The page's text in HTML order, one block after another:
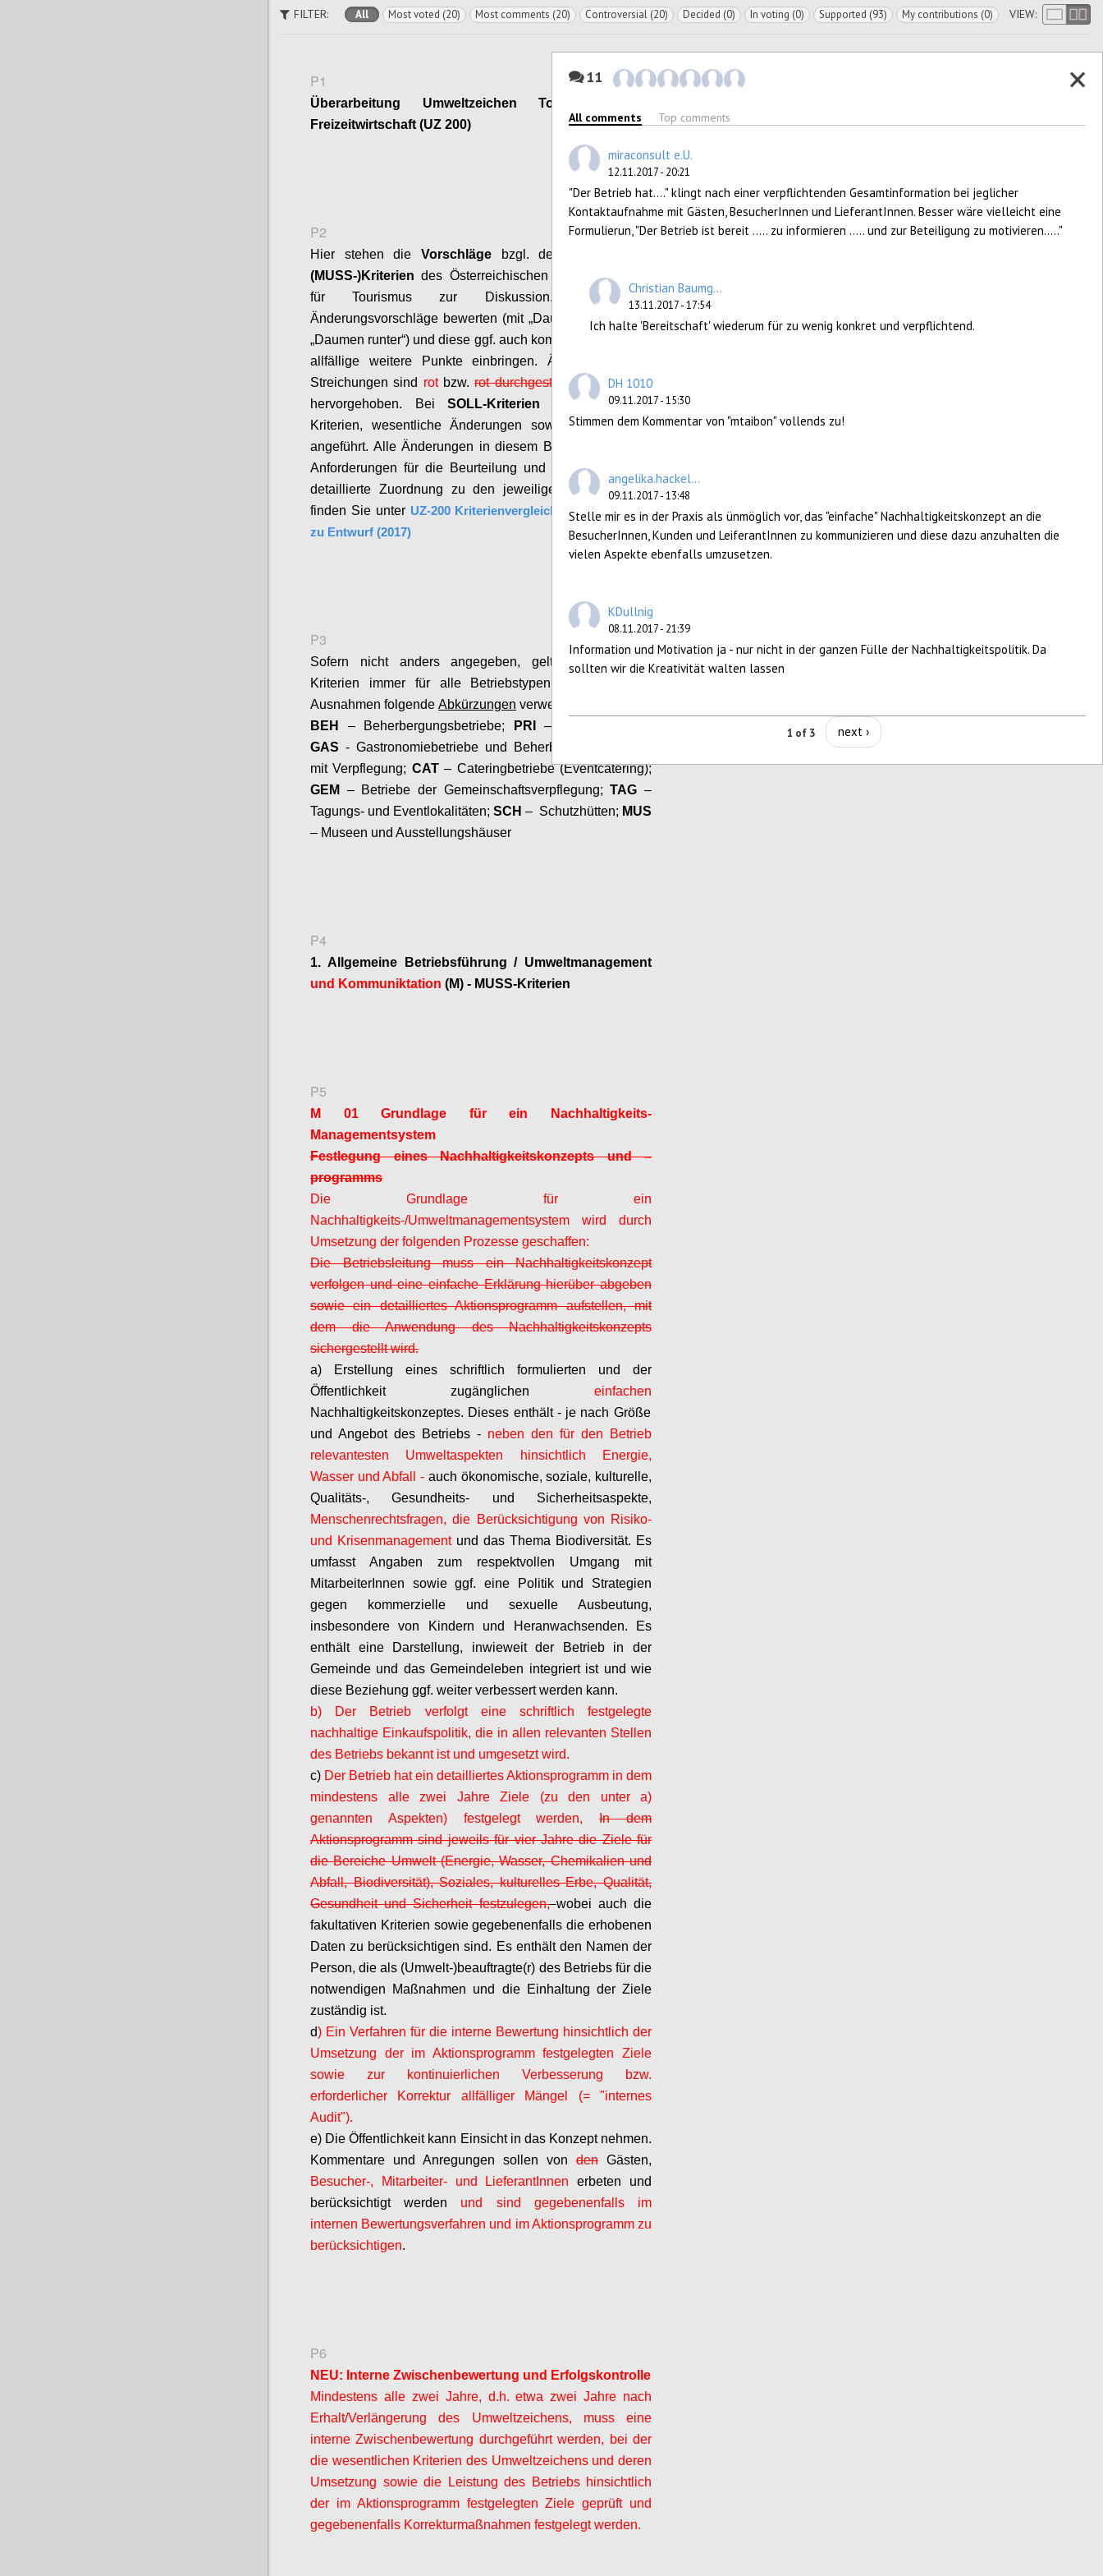
FILTER: All Most voted (20) Most comments (20) Controversial (20) Decided (0) In voting (0) Supported (93) My contributions (0) VIEW:
P1
Configure
Überarbeitung Umweltzeichen Tourismus und
Freizeitwirtschaft (UZ 200)
P2
Hier stehen die Vorschläge bzgl. der überarbeiteten
(MUSS-)Kriteriendes Österreichischen Umweltzeichens
für Tourismus zur Diskussion.
Bitte die
Änderungsvorschläge bewerten (mit „Daumen hoch“ bzw.
„Daumen runter“) und diese ggf. auch kommentieren sowie
allfällige weitere Punkte einbringen. Änderungen und
Streichungen sind rot bzw.rot durchgestrichen zusätzlich
hervorgehoben. BeiSOLL-Kriterien sind nur neue
Kriterien, wesentliche Änderungen sowie Streichungen
angeführt. A lle Änderungen in diesem Bereich sowie die
Anforderungen für die Beurteilung und Prüfung und die
detaillierte Zuordnung zu den jeweiligen Betriebstypen
finden Sie unter UZ-200 Kriterienvergleich Vers. 6.1 (2014)
zu Entwurf (2017)
P3
Sofern nicht anders angegeben, gelten die MUSS-
Kriterien immer für alle Betriebstypen, wobei für die
Ausnahmen folgende Abkürzungen verwendet werden
BEH – Beherbergungsbetriebe; PRI– Privatvermieter;
GAS - Gastronomiebetriebe und Beherbergungsbetriebe
mit Verpflegung; CAT– Cateringbetriebe (Eventcatering);
GEM – Betriebe der Gemeinschaftsverpflegung;TAG–
Tagungs- und Eventlokalitäten; SCH – Schutzhütten; MUS
– Museen und Ausstellungshäuser
P4
1. Allgemeine Betriebsführung / Umweltmanagement
und Kommuniktation (M) - MUSS-Kriterien
P5
M 01 Grundlage für ein Nachhaltigkeits-
Managementsystem
Festlegung eines Nachhaltigkeitskonzepts und–
programms
Die Grundlage für ein
Nachhaltigkeits-/Umweltmanagementsystem wird durch
Umsetzung der folgenden Prozesse geschaffen:
Die Betriebsleitung muss ein Nachhaltigkeitskonzept
verfolgen und eine einfache Erklärung hierüber abgeben
sowie ein detailliertes Aktionsprogramm aufstellen, mit
dem die Anwendung des Nachhaltigkeitskonzepts
sichergestellt wird.
a) Erstellung eines schriftlich formulierten und der
Öffentlichkeit zugänglichen einfachen
Nachhaltigkeitskonzeptes. Dieses enthält - je nach Größe
und Angebot des Betriebs - neben den für den Betrieb
relevantesten Umweltaspekten hinsichtlich Energie,
Wasser und Abfall - auch ökonomische, soziale, kulturelle,
Qualitäts-, Gesundheits- und Sicherheitsaspekte,
Menschenrechtsfragen, die Berücksichtigung von Risiko-
und Krisenmanagement und das Thema Biodiversität. Es
umfasst Angaben zum respektvollen Umgang mit
MitarbeiterInnen sowie ggf. eine Politik und Strategien
gegen kommerzielle und sexuelle Ausbeutung,
insbesondere von Kindern und Heranwachsenden. Es
enthält eine Darstellung, inwieweit der Betrieb in der
Gemeinde und das Gemeindeleben integriert ist und wie
diese Beziehung ggf. weiter verbessert werden kann.
b) Der Betrieb verfolgt eine schriftlich festgelegte
nachhaltige Einkaufspolitik, die in allen relevanten Stellen
des Betriebs bekannt ist und umgesetzt wird.
c) Der Betrieb hat ein detailliertes Aktionsprogramm in dem
mindestens alle zwei Jahre Ziele (zu den unter a)
genannten Aspekten) festgelegt werden,In dem
Aktionsprogramm sind jeweils für vier Jahre die Ziele für
die Bereiche Umwelt (Energie, Wasser, Chemikalien und
Abfall, Biodiversität), Soziales, kulturelles Erbe, Qualität,
Gesundheit und Sicherheit festzulegen, wobei auch die
fakultativen Kriterien sowie gegebenenfalls die erhobenen
Daten zu berücksichtigen sind. Es enthält den Namen der
Person, die als (Umwelt-)beauftragte(r) des Betriebs für die
notwendigen Maßnahmen und die Einhaltung der Ziele
zuständig ist.
d) Ein Verfahren für die interne Bewertung hinsichtlich der
Umsetzung der im Aktionsprogramm festgelegten Ziele
sowie zur kontinuierlichen Verbesserung bzw.
erforderlicher Korrektur allfälliger Mängel (= "internes
Audit").
e) Die Öffentlichkeit kann Einsicht in das Konzept nehmen.
Kommentare und Anregungen sollen von den Gästen,
Besucher-,
Mitarbeiter- und LieferantInnen
erbeten und
berücksichtigt werden und sind gegebenenfalls im
internen Bewertungsverfahren und im Aktionsprogramm zu
berücksichtigen.
P6
NEU: Interne Zwischenbewertung und Erfolgskontrolle
Mindestens alle zwei Jahre, d.h. etwa zwei Jahre nach
Erhalt/Verlängerung des Umweltzeichens, muss eine
interne Zwischenbewertung durchgeführt werden, bei der
die wesentlichen Kriterien des Umweltzeichens und deren
Umsetzung sowie die Leistung des Betriebs hinsichtlich
der im Aktionsprogramm festgelegten Ziele geprüft und
gegebenenfalls Korrekturmaßnahmen festgelegt werden.
11
All comments Top comments
miraconsult e.U.
12.11.2017 - 20:21
"Der Betrieb hat...." klingt nach einer verpflichtenden Gesamtinformation bei jeglicher
Kontaktaufnahme mit Gästen, BesucherInnen und LieferantInnen. Besser wäre vielleicht eine
Formulierun, "Der Betrieb ist bereit ..... zu informieren ..... und zur Beteiligung zu motivieren....."
Christian Baumg...
13.11.2017 - 17:54
Ich halte 'Bereitschaft' wiederum für zu wenig konkret und verpflichtend.
DH 1010
09.11.2017 - 15:30
Stimmen dem Kommentar von "mtaibon" vollends zu!
angelika.hackel...
09.11.2017 - 13:48
Stelle mir es in der Praxis als ünmöglich vor, das "einfache" Nachhaltigkeitskonzept an die
BesucherInnen, Kunden und LeiferantInnen zu kommunizieren und diese dazu anzuhalten die
vielen Aspekte ebenfalls umzusetzen.
KDullnig
08.11.2017 - 21:39
Information und Motivation ja - nur nicht in der ganzen Fülle der Nachhaltigkeitspolitik. Da
sollten wir die Kreativität walten lassen
1 of 3 next ›